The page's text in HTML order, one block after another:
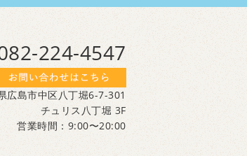
224-4547
広島市中区八丁堀6-7-301
チュリス八丁堀 3F
営業時間：9:00〜20:00